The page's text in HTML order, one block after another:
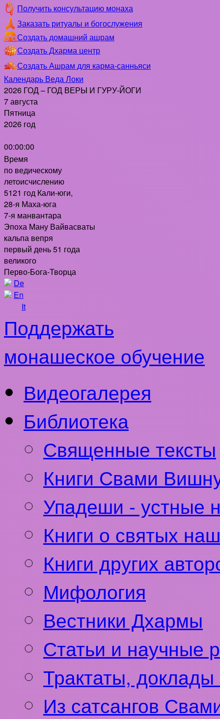
Получить консультацию монаха
Заказать ритуалы и богослужения
Создать домашний ашрам
Создать Дхарма центр
Создать Ашрам для карма-санньяси
Календарь Веда Локи
2026 ГОД – ГОД ВЕРЫ И ГУРУ-ЙОГИ
7 августа
Пятница
2026 год
00:00:00
Время
по ведическому
летоисчислению
5121 год Кали-юги,
28-я Маха-юга
7-я манвантара
Эпоха Ману Вайвасваты
кальпа вепря
первый день 51 года
великого
Перво-Бога-Творца
De
En
It
Поддержать
монашеское обучение
Видеогалерея
Библиотека
Священные тексты
Книги Свами
Упадеши - устные
Книги о святых
Книги других
Мифология
Вестники Дхармы
Статьи и научные
Трактаты,
Из сатсангов